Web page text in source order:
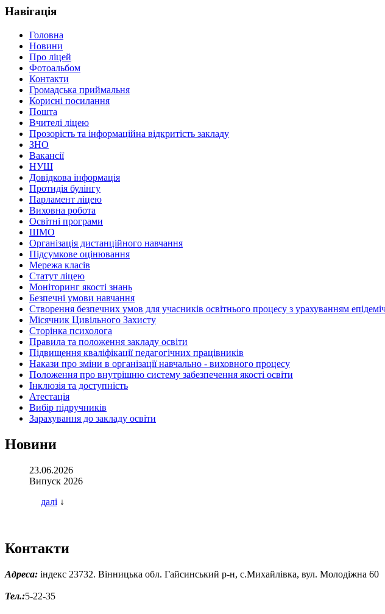
Навігація
Головна
Новини
Про ліцей
Фотоальбом
Контакти
Громадська приймальня
Корисні посилання
Пошта
Вчителі ліцею
Прозорість та інформаційна відкритість закладу
ЗНО
Вакансії
НУШ
Довідкова інформація
Протидія булінгу
Парламент ліцею
Виховна робота
Освітні програми
ШМО
Організація дистанційного навчання
Підсумкове оцінювання
Мережа класів
Статут ліцею
Моніторинг якості знань
Безпечні умови навчання
Створення безпечних умов для учасників освітнього процесу з урахуванням
Місячник Цивільного Захисту
Сторінка психолога
Правила та положення закладу освіти
Підвищення кваліфікації педагогічних працівників
Накази про зміни в організації навчально - виховного процесу
Положення про внутрішню систему забезпечення якості освіти
Інклюзія та доступність
Атестація
Вибір підручників
Зарахування до закладу освіти
Новини
23.06.2026
Випуск 2026
далі ↓
Контакти
Адреса: індекс 23732. Вінницька обл. Гайсинський р-н, с.Михайлівка, вул. Молодіжна 60
Тел.:5-22-35